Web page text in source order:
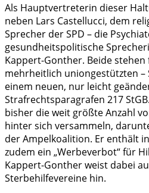
Als Hauptvertreterin dieser
neben Lars Castellucci, dem
Sprecher der SPD – die
gesundheitspolitische
Kappert-Gonther. Beide
mehrheitlich uniongestützten –
einem neuen, nur leicht
Strafrechtsparagrafen 217
bisher die weit größte Anzahl
hinter sich versammeln,
der Ampelkoalition. Er enthält
zudem ein „Werbeverbot“ für
Kappert-Gonther weist dabei
Sterbehilfevereine hin.